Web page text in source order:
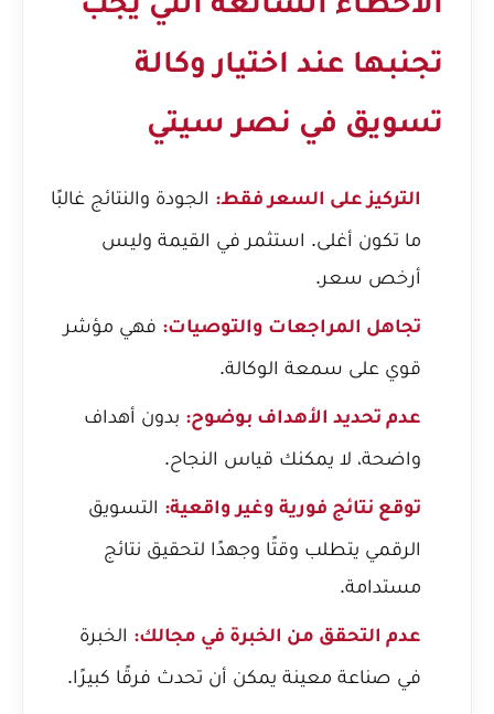
الأخطاء الشائعة التي يجب
تجنبها عند اختيار وكالة
تسويق في نصر سيتي
التركيز على السعر فقط: الجودة والنتائج غالبًا
ما تكون أغلى. استثمر في القيمة وليس
أرخص سعر.
تجاهل المراجعات والتوصيات: فهي مؤشر
قوي على سمعة الوكالة.
عدم تحديد الأهداف بوضوح: بدون أهداف
واضحة، لا يمكنك قياس النجاح.
توقع نتائج فورية وغير واقعية: التسويق
الرقمي يتطلب وقتًا وجهدًا لتحقيق نتائج
مستدامة.
عدم التحقق من الخبرة في مجالك: الخبرة
في صناعة معينة يمكن أن تحدث فرقًا كبيرًا.